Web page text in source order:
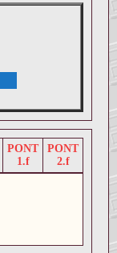
PONT
1.f
PONT
2.f